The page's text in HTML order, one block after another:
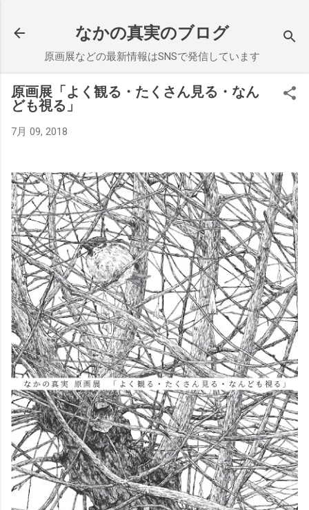
なかの真実のブログ
原画展などの最新情報はSNSで発信しています
原画展「よく観る・たくさん見る・なん
ども視る」
7月 09, 2018